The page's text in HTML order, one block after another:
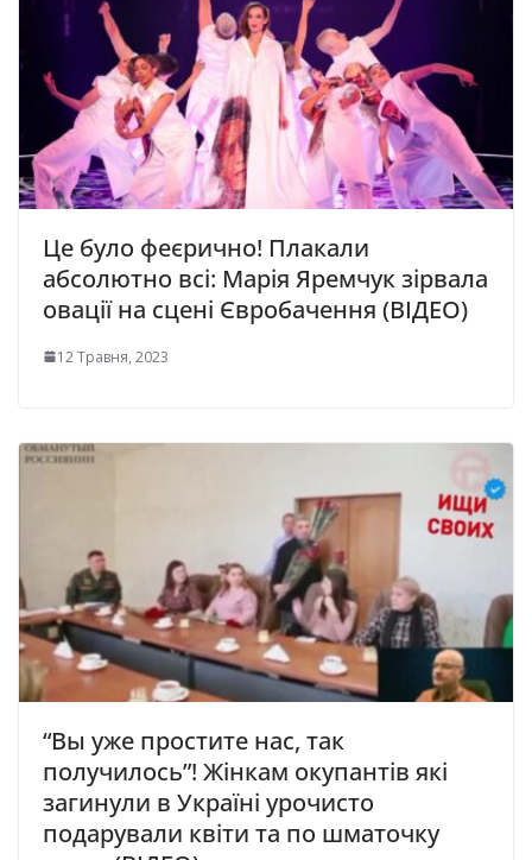
Це було феєрично! Плакали
абсолютно всі: Марія Яремчук зірвала
овації на сцені Євробачення (ВІДЕО)
12 Травня, 2023
“Вы уже простите нас, так
получилось”! Жінкам окупантів які
загинули в Україні урочисто
подарували квіти та по шматочку